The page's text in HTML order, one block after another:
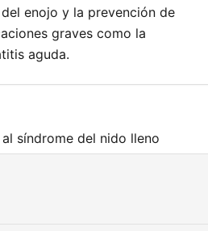
enojo y la prevención de
graves como la
aguda.
síndrome del nido lleno